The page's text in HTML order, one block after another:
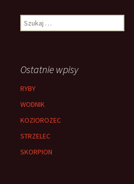
wpisach
Szukaj:
Ostatnie wpisy
RYBY
WODNIK
KOZIOROZEC
STRZELEC
SKORPION